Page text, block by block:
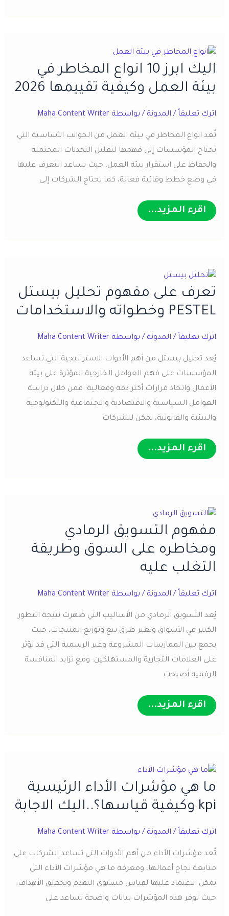
وابرز
الاستراتيجيات
2026
اليك ابرز 10 انواع المخاطر في
بيئة العمل وكيفية تقييمها 2026
اترك تعليقاً / المدونة / بواسطة Maha Content Writer
تُعد انواع المخاطر في بيئة العمل من الجوانب الأساسية التي
تحتاج المؤسسات إلى فهمها لتقليل التحديات المحتملة
والحفاظ على استقرار بيئة العمل، حيث يساعد التعرف عليها
في وضع خطط وقائية فعالة، كما تحتاج الشركات إلى
اليك
ابرز
بيئة
العمل
وكيفية
تقييمها
2026
اقرء المزيد...
تعرف على مفهوم تحليل بيستل
PESTEL وخطواته والاستخدامات
اترك تعليقاً / المدونة / بواسطة Maha Content Writer
يُعد تحليل بيستل من أهم الأدوات الاستراتيجية التي تساعد
المؤسسات على فهم العوامل الخارجية المؤثرة على بيئة
الأعمال واتخاذ قرارات أكثر دقة وفعالية. فمن خلال دراسة
العوامل السياسية والاقتصادية والاجتماعية والتكنولوجية
والبيئية والقانونية، يمكن للشركات
تعرف
على
وخطواته
والاستخدامات
اقرء المزيد...
مفهوم التسويق الرمادي
ومخاطره على السوق وطريقة
التغلب عليه
اترك تعليقاً / المدونة / بواسطة Maha Content Writer
يُعد التسويق الرمادي من الأساليب التي ظهرت نتيجة التطور
الكبير في الأسواق وتغير طرق بيع وتوزيع المنتجات، حيث
يجمع بين الممارسات المشروعة وغير الرسمية التي قد تؤثر
على العلامات التجارية والمستهلكين. ومع تزايد المنافسة
الرقمية أصبحت
مفهوم
التسويق
وطريقة
التغلب
عليه
اقرء المزيد...
ما هي مؤشرات الأداء الرئيسية
kpi وكيفية قياسها؟..اليك الاجابة
اترك تعليقاً / المدونة / بواسطة Maha Content Writer
تُعد مؤشرات الأداء من أهم الأدوات التي تساعد الشركات على
متابعة نجاح أعمالها، ومعرفة ما هي مؤشرات الأداء التي
يمكن الاعتماد عليها لقياس مستوى التقدم وتحقيق الأهداف.
حيث توفر هذه المؤشرات بيانات واضحة تساعد على